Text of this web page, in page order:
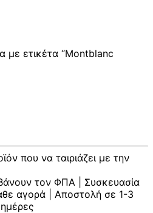
με ετικέτα “Montblanc
που να ταιριάζει με την
τον ΦΠΑ | Συσκευασία
αγορά | Αποστολή σε 1-3
ημέρες